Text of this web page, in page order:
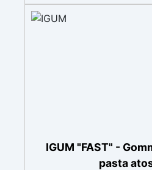
metallo a basso punto di
cemento. Resistente e
IGUM "FAST" -
pasta